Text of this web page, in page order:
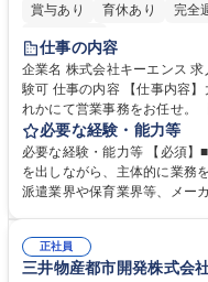
賞与あり 育休あり 完全
土日祝休み
仕事の内容
企業名 株式会社キーエンス 求人名 【大阪・京都・滋賀】営業事務 ※未経
験可 仕事の内容 【仕事内容】大阪営業所、京都営業所、滋賀営業所いず
れかにて営業事務をお任せ。
の作成・カタログ送付・来客
善をお任せ。 【教育制度】ご入社後、育成担当とペアになりながらOJTに
て業務を覚えていただくこと
れているため、スムーズに仕
常に改善を目指す風土のた
募集職種 【大阪・京都・滋賀
必要な経験・能力等
必要な経験・能力等 【必須】
を出しながら、主体的に業務
派遣業界や保育業界等、メー
により、キーエンスの付加
えて、お客様や社員の状況に
待され。組織を支えるスペシ
正社員
三井物産都市開発株式会